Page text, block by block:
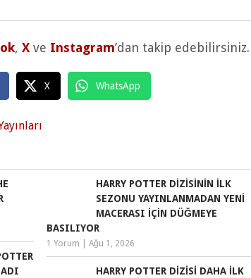
, X ve Instagram’dan takip edebilirsiniz.
X WhatsApp
HARRY POTTER DIZISININ İLK
SEZONU YAYINLANMADAN YENI
MACERASI IÇIN DÜĞMEYE
BASILIYOR
1 Yorum |Ağu 1, 2026
HARRY POTTER DIZISI DAHA İLK